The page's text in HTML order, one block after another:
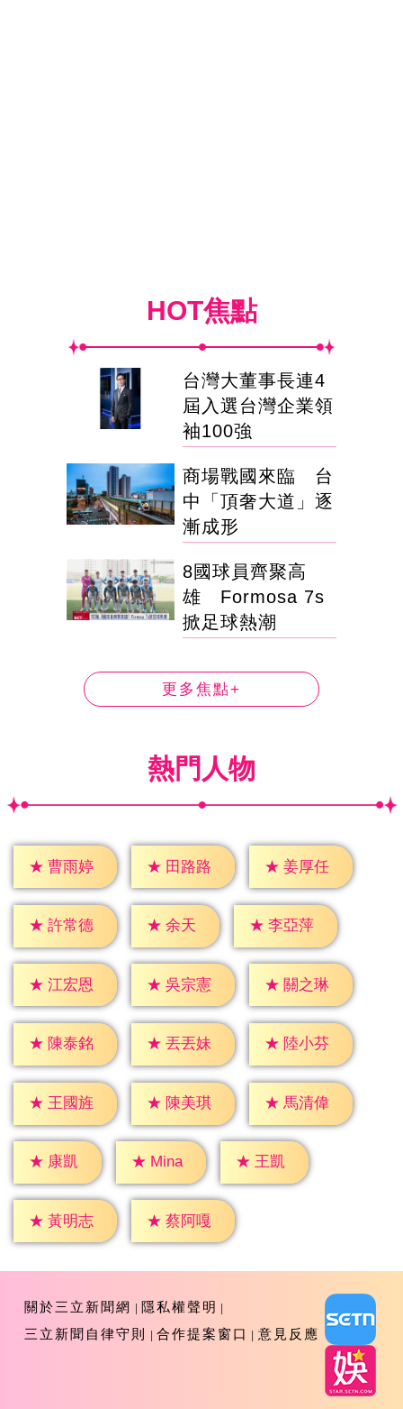
HOT焦點
台灣大董事長連4
屆入選台灣企業領
袖100強
商場戰國來臨 台
中「頂奢大道」逐
漸成形
8國球員齊聚高
雄 Formosa 7s
掀足球熱潮
更多焦點+
熱門人物
★ 曹雨婷 ★ 田路路 ★ 姜厚任
★ 許常德 ★ 余天 ★ 李亞萍
★ 江宏恩 ★ 吳宗憲 ★ 關之琳
★ 陳泰銘 ★ 丟丟妹 ★ 陸小芬
★ 王國旌 ★ 陳美琪 ★ 馬清偉
★ 康凱 ★ Mina ★ 王凱
★ 黃明志 ★ 蔡阿嘎
關於三立新聞網
隱私權聲明
三立新聞自律守則
合作提案窗口 意見反應